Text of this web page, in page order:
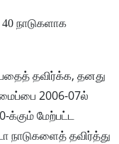
நாடுகளாக
தவிர்க்க, தனது
2006-07ல்
க்கும் மேற்பட்ட
நாடுகளைத் தவிர்த்து